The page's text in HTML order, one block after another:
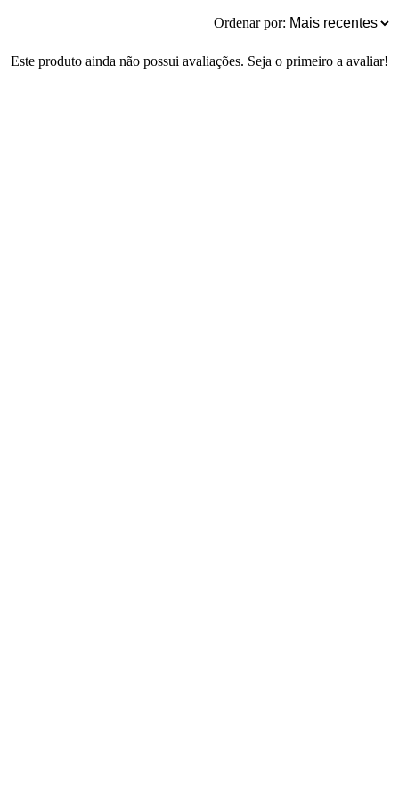
Ordenar por:
Este produto ainda não possui avaliações. Seja o primeiro a avaliar!